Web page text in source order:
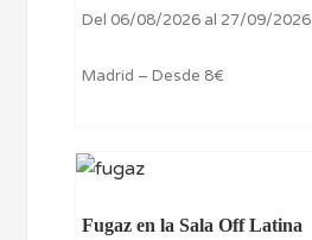
Del 06/08/2026 al 27/09/2026
Madrid – Desde 8€
Fugaz en la Sala Off Latina